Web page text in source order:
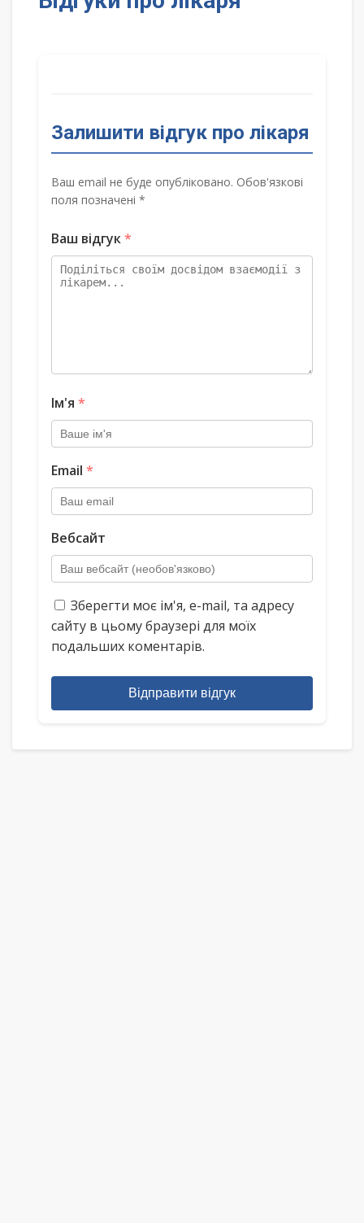
Залишити відгук про лікаря
Ваш email не буде опубліковано. Обов'язкові
поля позначені *
Ваш відгук*
Ім'я *
Email *
Вебсайт
Зберегти моє ім'я, e-mail, та адресу
сайту в цьому браузері для моїх
подальших коментарів.
Відправити відгук